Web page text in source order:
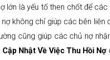
lớn là yếu tố then chốt để các
không chỉ giúp các bên liên
cũng giúp các chủ nợ
Nhật Về Việc Thu Hồi Nợ